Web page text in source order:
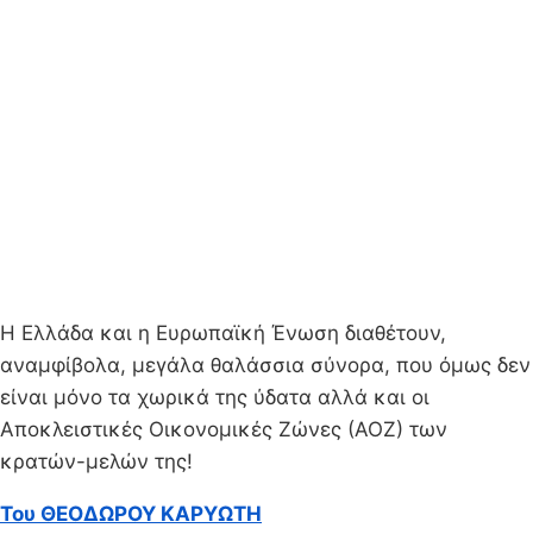
Η Ελλάδα και η Ευρωπαϊκή Ένωση διαθέτουν,
αναμφίβολα, μεγάλα θαλάσσια σύνορα, που όμως δεν
είναι μόνο τα χωρικά της ύδατα αλλά και οι
Αποκλειστικές Οικονομικές Ζώνες (ΑΟΖ) των
κρατών-μελών της!
Του ΘΕΟΔΩΡΟΥ ΚΑΡΥΩΤΗ